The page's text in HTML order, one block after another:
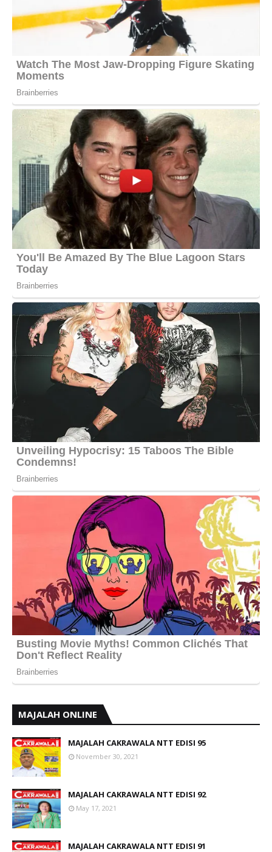
MAJALAH ONLINE
MAJALAH CAKRAWALA NTT EDISI 95
November 30, 2021
MAJALAH CAKRAWALA NTT EDISI 92
May 17, 2021
MAJALAH CAKRAWALA NTT EDISI 91